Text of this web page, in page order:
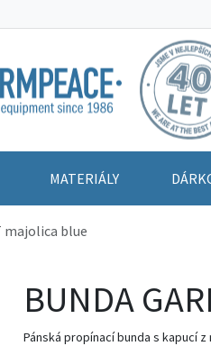
MATERIÁLY
majolica blue
BUNDA
Pánská propínací bunda s kapucí